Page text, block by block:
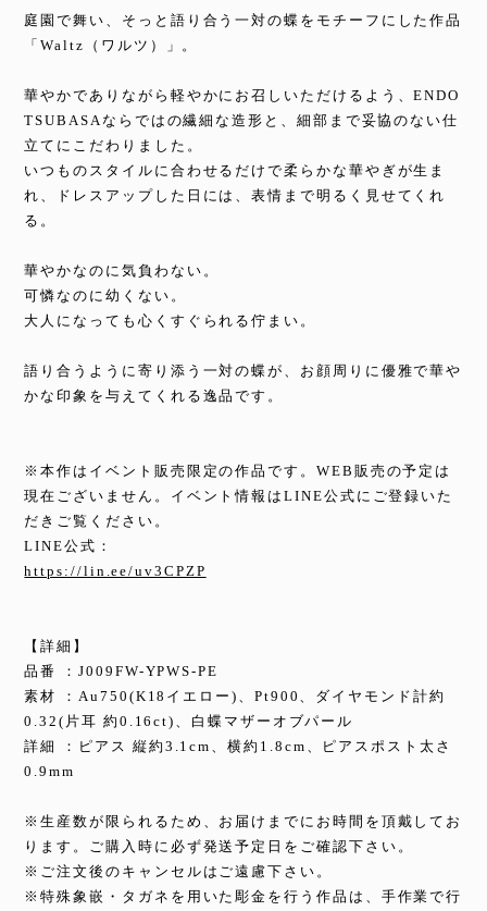
庭園で舞い、そっと語り合う一対の蝶をモチーフにした作品
「Waltz（ワルツ）」。
華やかでありながら軽やかにお召しいただけるよう、ENDO
TSUBASAならではの繊細な造形と、細部まで妥協のない仕
立てにこだわりました。
いつものスタイルに合わせるだけで柔らかな華やぎが生ま
れ、ドレスアップした日には、表情まで明るく見せてくれ
る。
華やかなのに気負わない。
可憐なのに幼くない。
大人になっても心くすぐられる佇まい。
語り合うように寄り添う一対の蝶が、お顔周りに優雅で華や
かな印象を与えてくれる逸品です。
※本作はイベント販売限定の作品です。WEB販売の予定は
現在ございません。イベント情報はLINE公式にご登録いた
だきご覧ください。
LINE公式：
https://lin.ee/uv3CPZP
【詳細】
品番 ：J009FW-YPWS-PE
素材 ：Au750(K18イエロー)、Pt900、ダイヤモンド計約
0.32(片耳 約0.16ct)、白蝶マザーオブパール
詳細 ：ピアス 縦約3.1cm、横約1.8cm、ピアスポスト太さ
0.9mm
※生産数が限られるため、お届けまでにお時間を頂戴してお
ります。ご購入時に必ず発送予定日をご確認下さい。
※ご注文後のキャンセルはご遠慮下さい。
※特殊象嵌・タガネを用いた彫金を行う作品は、手作業で行